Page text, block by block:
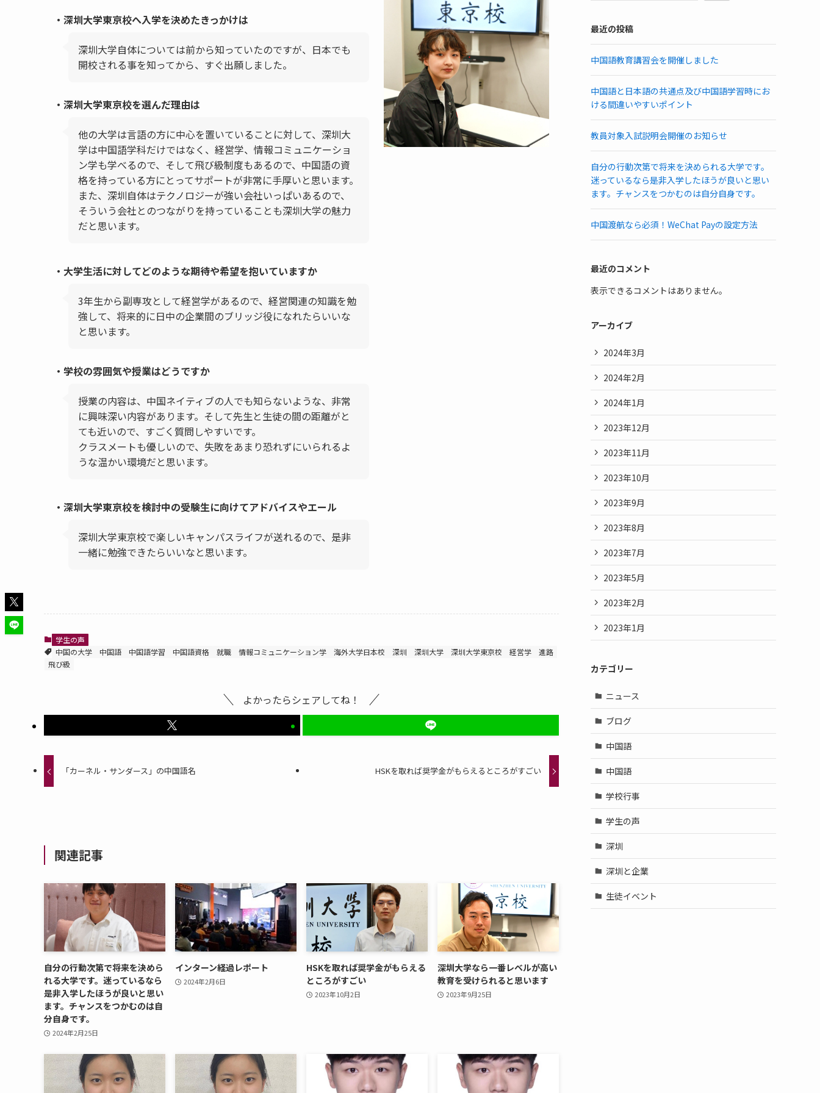
・深圳大学東京校へ入学を決めたきっかけは
深圳大学自体については前から知っていたのですが、日本でも
開校される事を知ってから、すぐ出願しました。
・深圳大学東京校を選んだ理由は
他の大学は言語の方に中心を置いていることに対して、深圳大
学は中国語学科だけではなく、経営学、情報コミュニケーショ
ン学も学べるので、そして飛び級制度もあるので、中国語の資
格を持っている方にとってサポートが非常に手厚いと思います。
また、深圳自体はテクノロジーが強い会社いっぱいあるので、
そういう会社とのつながりを持っていることも深圳大学の魅力
だと思います。
・大学生活に対してどのような期待や希望を抱いていますか
3年生から副専攻として経営学があるので、経営関連の知識を勉
強して、将来的に日中の企業間のブリッジ役になれたらいいな
と思います。
・学校の雰囲気や授業はどうですか
授業の内容は、中国ネイティブの人でも知らないような、非常
に興味深い内容があります。そして先生と生徒の間の距離がと
ても近いので、すごく質問しやすいです。
クラスメートも優しいので、失敗をあまり恐れずにいられるよ
うな温かい環境だと思います。
・深圳大学東京校を検討中の受験生に向けてアドバイスやエール
深圳大学東京校で楽しいキャンパスライフが送れるので、是非
一緒に勉強できたらいいなと思います。
学生の声
中国の大学
中国語 中国語学習 中国語資格 就職 情報コミュニケーション学 海外大学日本校 深圳 深圳大学 深圳大学東京校 経営学
進路
飛び級
よかったらシェアしてね！
「カーネル・サンダース」の中国語名 HSKを取れば奨学金がもらえるところがすごい
関連記事
自分の行動次第で将来を決めら
れる大学です。迷っているなら
是非入学したほうが良いと思い
ます。チャンスをつかむのは自
分自身です。
2024年2月25日
インターン経過レポート
2024年2月6日
HSKを取れば奨学金がもらえる
ところがすごい
2023年10月2日
深圳大学なら一番レベルが高い
教育を受けられると思います
2023年9月25日
最近の投稿
中国語教育講習会を開催しました
中国語と日本語の共通点及び中国語学習時にお
ける間違いやすいポイント
教員対象入試説明会開催のお知らせ
自分の行動次第で将来を決められる大学です。
迷っているなら是非入学したほうが良いと思い
ます。チャンスをつかむのは自分自身です。
中国渡航なら必須！WeChat Payの設定方法
最近のコメント
表示できるコメントはありません。
アーカイブ
2024年3月
2024年2月
2024年1月
2023年12月
2023年11月
2023年10月
2023年9月
2023年8月
2023年7月
2023年5月
2023年2月
2023年1月
カテゴリー
ニュース
ブログ
中国語
中国語
学校行事
学生の声
深圳
深圳と企業
生徒イベント